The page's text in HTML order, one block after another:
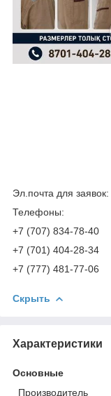
Эл.почта для заявок:
Телефоны:
+7 (707) 834-78-40
+7 (701) 404-28-34
+7 (777) 481-77-06
Скрыть
Характеристики
Основные
Производитель